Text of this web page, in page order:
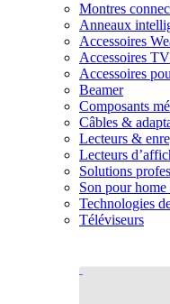
Montres
Anneaux
Accessoires
Accessoires TV
Accessoires
Beamer
Composants
Câbles &
Lecteurs &
Lecteurs
Solutions
Son pour home
Technologies
Téléviseurs